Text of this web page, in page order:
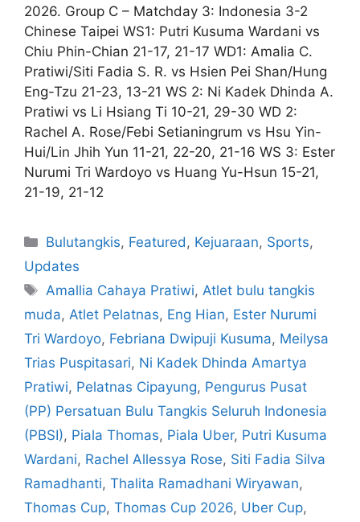
2026. Group C – Matchday 3: Indonesia 3-2
Chinese Taipei WS1: Putri Kusuma Wardani vs
Chiu Phin-Chian 21-17, 21-17 WD1: Amalia C.
Pratiwi/Siti Fadia S. R. vs Hsien Pei Shan/Hung
Eng-Tzu 21-23, 13-21 WS 2: Ni Kadek Dhinda A.
Pratiwi vs Li Hsiang Ti 10-21, 29-30 WD 2:
Rachel A. Rose/Febi Setianingrum vs Hsu Yin-
Hui/Lin Jhih Yun 11-21, 22-20, 21-16 WS 3: Ester
Nurumi Tri Wardoyo vs Huang Yu-Hsun 15-21,
21-19, 21-12
Bulutangkis, Featured , Kejuaraan, Sports,
Updates
Amallia Cahaya Pratiwi, Atlet bulu tangkis
muda, Atlet Pelatnas, Eng Hian, Ester Nurumi
Tri Wardoyo, Febriana Dwipuji Kusuma, Meilysa
Trias Puspitasari, Ni Kadek Dhinda Amartya
Pratiwi, Pelatnas Cipayung, Pengurus Pusat
(PP) Persatuan Bulu Tangkis Seluruh Indonesia
(PBSI), Piala Thomas, Piala Uber, Putri Kusuma
Wardani, Rachel Allessya Rose, Siti Fadia Silva
Ramadhanti, Thalita Ramadhani Wiryawan,
Thomas Cup, Thomas Cup 2026, Uber Cup,